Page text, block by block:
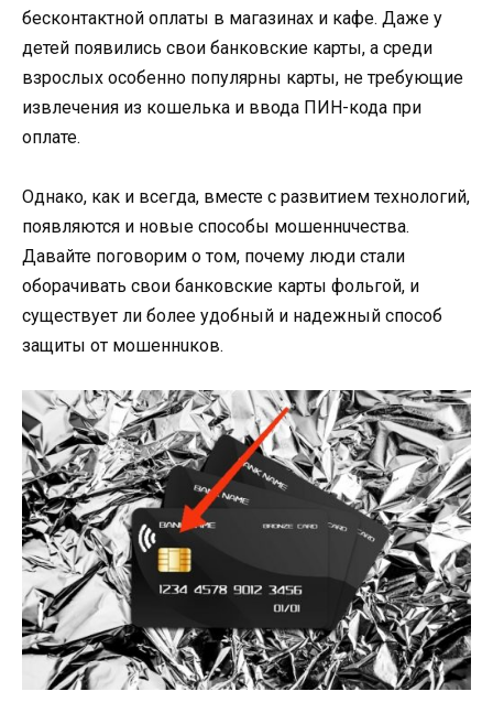
бесконтактной оплаты в магазинах и кафе. Даже у
детей появились свои банковские карты, а среди
взрослых особенно популярны карты, не требующие
извлечения из кошелька и ввода ПИН-кода при
оплате.
Однако, как и всегда, вместе с развитием технологий,
появляются и новые способы мошеннuчества.
Давайте поговорим о том, почему люди стали
оборачивать свои банковские карты фольгой, и
существует ли более удобный и надежный способ
защиты от мошеннuков.